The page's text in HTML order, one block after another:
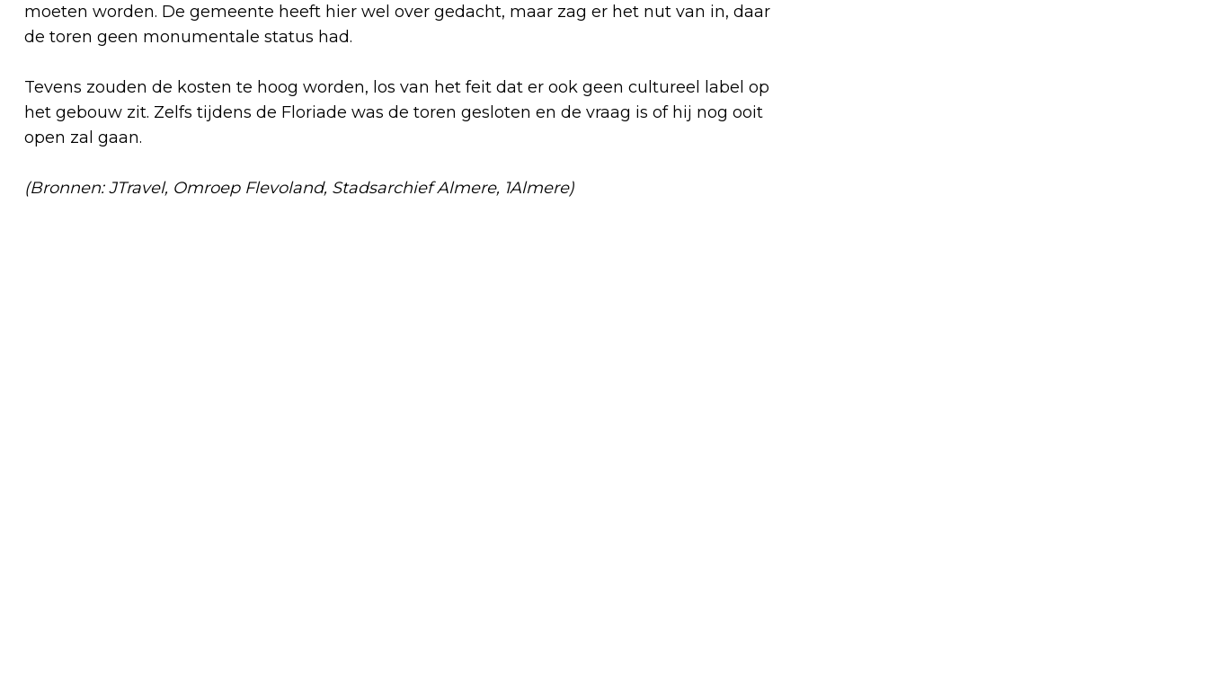
moeten worden. De gemeente heeft hier wel over gedacht, maar zag er het nut van in, daar
de toren geen monumentale status had.
Tevens zouden de kosten te hoog worden, los van het feit dat er ook geen cultureel label op
het gebouw zit. Zelfs tijdens de Floriade was de toren gesloten en de vraag is of hij nog ooit
open zal gaan.
(Bronnen: JTravel, Omroep Flevoland, Stadsarchief Almere, 1Almere)